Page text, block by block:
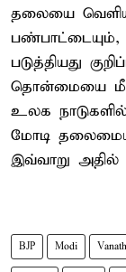
தலையை
படுத்தியது
தொன்மையை
உலக
மோடி
இவ்வாறு அதில்
BJP Modi